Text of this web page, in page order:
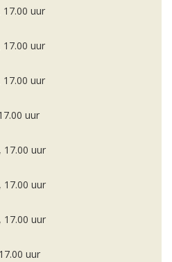
uur
uur
uur
uur
17.00 uur
17.00 uur
17.00 uur
uur